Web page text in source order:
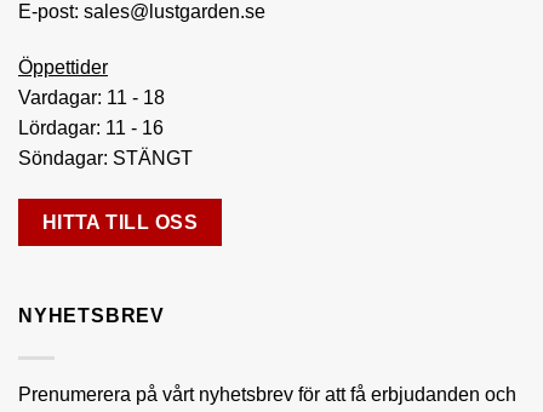
E-post: sales@lustgarden.se
Öppettider
Vardagar: 11 - 18
Lördagar: 11 - 16
Söndagar: STÄNGT
HITTA TILL OSS
NYHETSBREV
Prenumerera på vårt nyhetsbrev för att få erbjudanden och